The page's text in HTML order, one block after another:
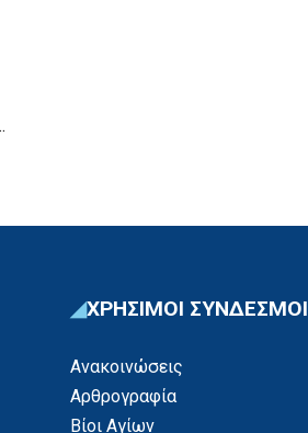
ΧΡΗΣΙΜΟΙ ΣΥΝΔΕΣΜΟΙ
Ανακοινώσεις
Αρθρογραφία
Βίοι Αγίων